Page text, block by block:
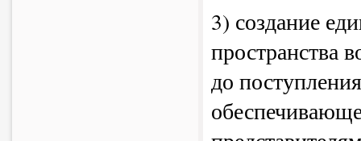
3) создание
пространства
до